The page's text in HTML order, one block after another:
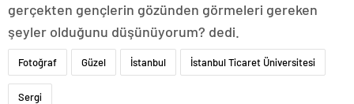
gerçekten gençlerin gözünden görmeleri gereken
şeyler olduğunu düşünüyorum? dedi.
Fotoğraf Güzel İstanbul İstanbul Ticaret Üniversitesi
Sergi